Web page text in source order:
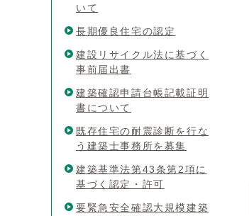
いて
長期優良住宅の認定
建設リサイクル法に基づく
事前届出書
建築確認申請台帳記載証明
書について
既存住宅の耐震診断を行な
う建築士事務所を募集
建築基準法第43条第2項に
基づく認定・許可
要緊急安全確認大規模建築